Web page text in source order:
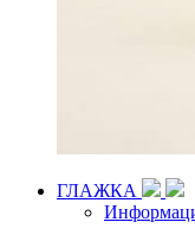
ГЛАЖКА